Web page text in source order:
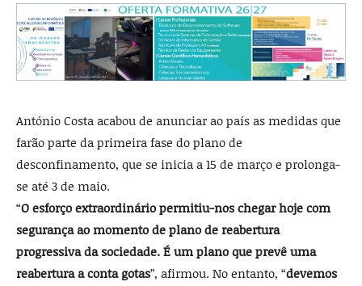
António Costa acabou de anunciar ao país as medidas que
farão parte da primeira fase do plano de
desconfinamento, que se inicia a 15 de março e prolonga-
se até 3 de maio.
“O esforço extraordinário permitiu-nos chegar hoje com
segurança ao momento de plano de reabertura
progressiva da sociedade. É um plano que prevê uma
reabertura a conta gotas”, afirmou. No entanto, “devemos